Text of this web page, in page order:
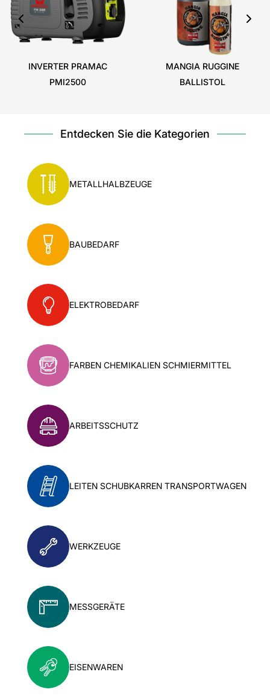
INVERTER PRAMAC
PMI2500
MANGIA RUGGINE
BALLISTOL
Entdecken Sie die Kategorien
METALLHALBZEUGE
BAUBEDARF
ELEKTROBEDARF
FARBEN CHEMIKALIEN SCHMIERMITTEL
ARBEITSSCHUTZ
LEITEN SCHUBKARREN TRANSPORTWAGEN
WERKZEUGE
MESSGERÄTE
EISENWAREN